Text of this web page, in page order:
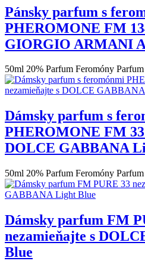
Pánsky parfum s
PHEROMONE FM
GIORGIO ARMANI
50ml 20% Parfum Feromóny
Dámsky parfum s
PHEROMONE FM
DOLCE GABBANA
50ml 20% Parfum Feromóny
Dámsky parfum FM
nezamieňajte s
Blue